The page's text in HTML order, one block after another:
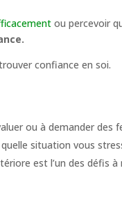
ou percevoir
confiance en soi.
ou à demander des
situation vous
est l’un des